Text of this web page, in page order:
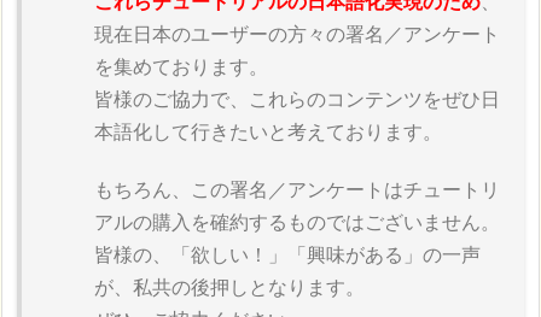
現在日本のユーザーの方々の署名／アンケート
を集めております。
皆様のご協力で、これらのコンテンツをぜひ日
本語化して行きたいと考えております。
もちろん、この署名／アンケートはチュートリ
アルの購入を確約するものではございません。
皆様の、「欲しい！」「興味がある」の一声
が、私共の後押しとなります。